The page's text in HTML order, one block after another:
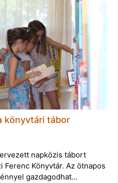
könyvtári tábor
napközis tábort
Ferenc Könyvtár. Az ötnapos
gazdagodhat…